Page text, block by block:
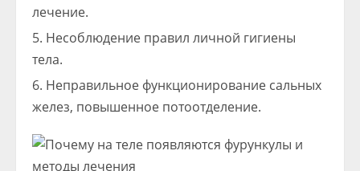
лечение.
Несоблюдение правил личной гигиены
тела.
Неправильное функционирование сальных
желез, повышенное потоотделение.